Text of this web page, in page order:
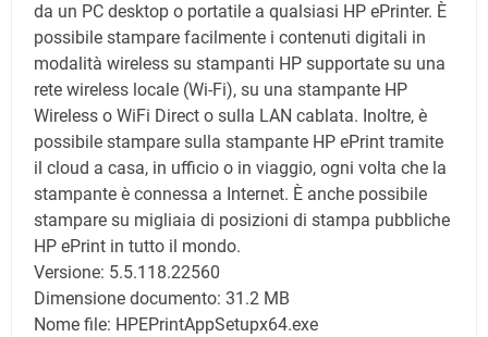
da un PC desktop o portatile a qualsiasi HP ePrinter. È
possibile stampare facilmente i contenuti digitali in
modalità wireless su stampanti HP supportate su una
rete wireless locale (Wi-Fi), su una stampante HP
Wireless o WiFi Direct o sulla LAN cablata. Inoltre, è
possibile stampare sulla stampante HP ePrint tramite
il cloud a casa, in ufficio o in viaggio, ogni volta che la
stampante è connessa a Internet. È anche possibile
stampare su migliaia di posizioni di stampa pubbliche
HP ePrint in tutto il mondo.
Versione: 5.5.118.22560
Dimensione documento: 31.2 MB
Nome file: HPEPrintAppSetupx64.exe